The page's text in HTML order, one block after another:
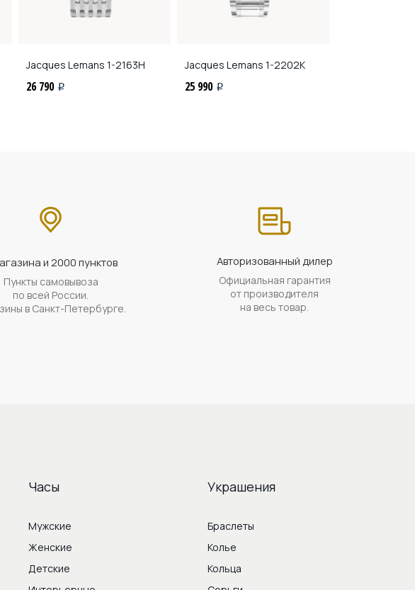
Jacques Lemans 1-2163H
26 790 i
Jacques Lemans 1-2202K
25 990 i
и 2000 пунктов
Пункты самовывоза
по всей России.
в Санкт-Петербурге.
Авторизованный дилер
Официальная гарантия
от производителя
на весь товар.
Часы
Мужские
Женские
Детские
Украшения
Браслеты
Колье
Кольца